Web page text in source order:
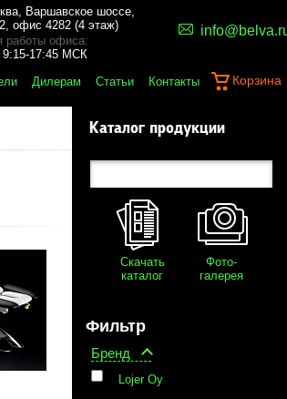
, Варшавское шоссе,
офис 4282 (4 этаж)
работы офиса:
9:15-17:45 МСК
Дилерам Статьи Контакты Корзина
Каталог продукции
Скачать
каталог
Фото-
галерея
Фильтр
Бренд
Lojer Oy